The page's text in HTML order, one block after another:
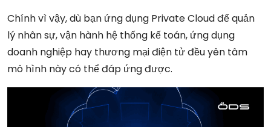
Chính vì vậy, dù bạn ứng dụng Private Cloud để quản
lý nhân sự, vận hành hệ thống kế toán, ứng dụng
doanh nghiệp hay thương mại điện tử đều yên tâm
mô hình này có thể đáp ứng được.